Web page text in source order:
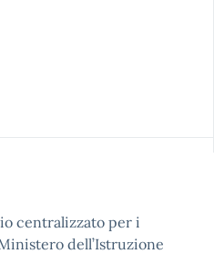
centralizzato per i
dell’Istruzione